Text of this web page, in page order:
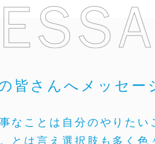
皆さんへメッセー
なことは自分のやりたい
とは言え選択肢も多く色